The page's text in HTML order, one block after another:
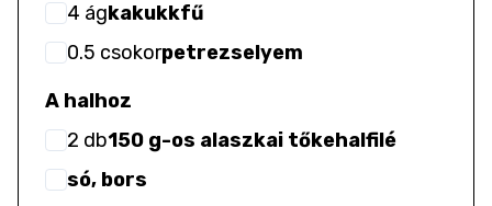
4 ágkakukkfű
0.5 csokorpetrezselyem
A halhoz
2 db150 g-os alaszkai tőkehalfilé
só, bors